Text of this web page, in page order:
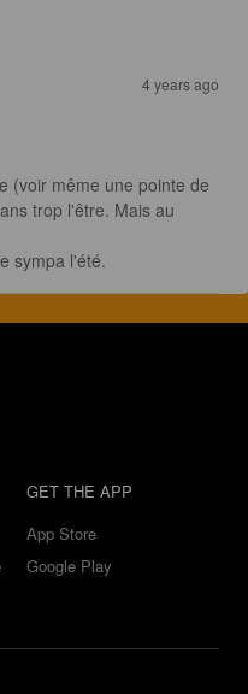
4 years ago
(voir même une pointe de
trop l'être. Mais au
sympa l'été.
GET THE APP
App Store
Google Play